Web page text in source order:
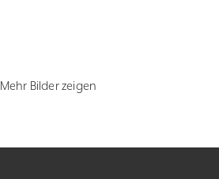
Mehr Bilder zeigen